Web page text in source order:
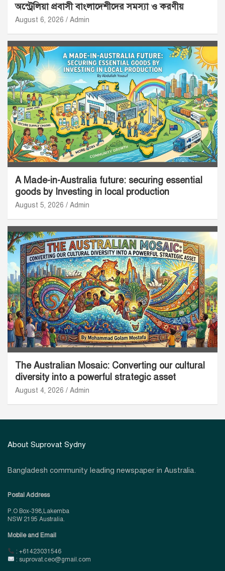
অস্ট্রেলিয়া প্রবাসী বাংলাদেশীদের সমস্যা ও করণীয়
August 6, 2026 Admin
A Made-in-Australia future: securing essential
goods by Investing in local production
August 5, 2026 Admin
The Australian Mosaic: Converting our cultural
diversity into a powerful strategic asset
August 4, 2026 Admin
About Suprovat Sydny
Bangladesh community leading newspaper in Australia.
Postal Address
P.O Box-398,Lakemba
NSW 2195 Australia.
Mobile and Email
: +61423031546
: suprovat.ceo@gmail.com